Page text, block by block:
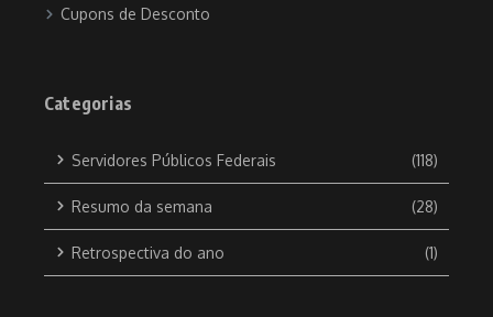
Cupons de Desconto
Categorias
Servidores Públicos Federais (118)
Resumo da semana (28)
Retrospectiva do ano (1)